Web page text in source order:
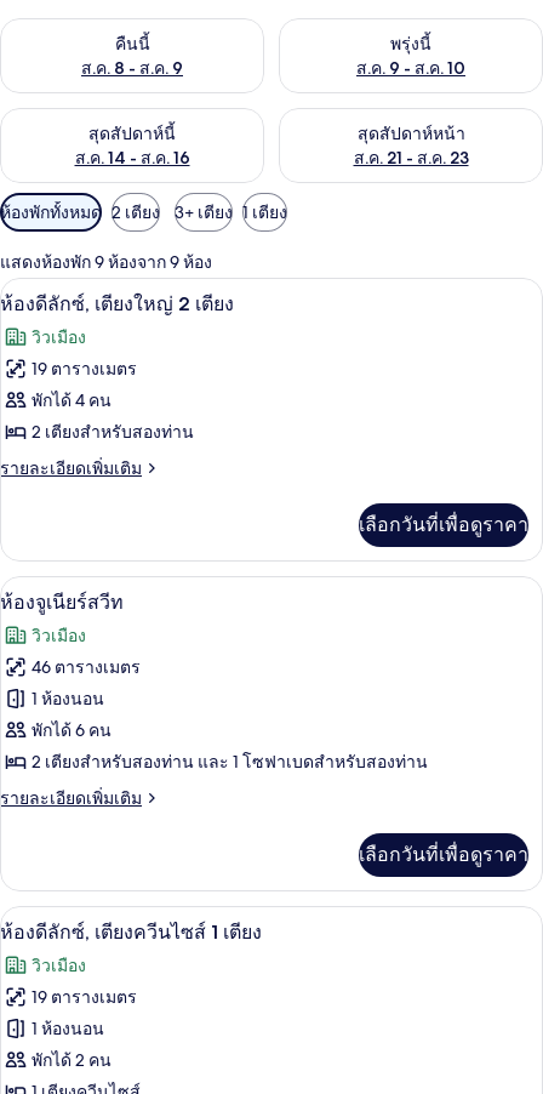
คืนนี้
ส.ค. 8 - ส.ค. 9
ตรวจสอบจำนวนห้องพักว่างในคืนนี้ ส.ค. 8 - ส.ค. 9พรุ่งนี้
ส.ค. 9 - ส.ค. 10
ตรวจสอบจำนวนห้องพักว่างใน
สุดสัปดาห์นี้
ส.ค. 14 - ส.ค. 16
ตรวจสอบจำนวนห้องพักว่างในสุดสัปดาห์นี้ ส.ค. 14 - ส.ค. 16
สุดสัปดาห์หน้า
ส.ค. 21 - ส.ค. 23
ตรวจสอบจำนวนห้องพักว่างใน
ตัว
กรอง
ที่
มี
ให้
สำหรับ
ห้อง
พัก
ห้องพักทั้งหมด 2 เตียง 3+ เตียง 1 เตียง
แสดงห้องพัก 9 ห้องจาก 9 ห้อง
เปิด
ภาพถ่าย
ทั้งหมด
ของ
ห้อง
ดี
ซ์,
เตียง
ใหญ่
2
เตียง
เครื่องนอนระดับพรีเมียม, ห้องพักตกแ
6
ห้องดีลักซ์, เตียงใหญ่ 2 เตียง
วิวเมือง
19 ตารางเมตร
พักได้ 4 คน
2 เตียงสำหรับสองท่าน
รายละเอียดเพิ่มเติม
ราย
เกี่ยว
กับ
ห้อง
ลัก
ซ์,
เตียง
ใหญ่
2
เตียง
เลือกวันที่เพื่อดูราคา
เปิด
ภาพถ่าย
ทั้งหมด
ของ
ห้อง
จู
เนียร์
เครื่องนอนระดับพรีเมียม, ห้องพักตกแ
7
ห้องจูเนียร์สวีท
วิวเมือง
46 ตารางเมตร
1 ห้องนอน
พักได้ 6 คน
2 เตียงสำหรับสองท่าน และ 1 โซฟาเบดสำหรับสองท่าน
รายละเอียดเพิ่มเติม
ราย
เกี่ยว
กับ
ห้อง
เนียร์
สวี
ท
เลือกวันที่เพื่อดูราคา
เปิด
ภาพถ่าย
ทั้งหมด
ของ
ห้อง
เครื่องนอนระดับพรีเมียม, ห้องพักตกแ
8
ห้องดีลักซ์, เตียงควีนไซส์ 1 เตียง
วิวเมือง
19 ตารางเมตร
1 ห้องนอน
พักได้ 2 คน